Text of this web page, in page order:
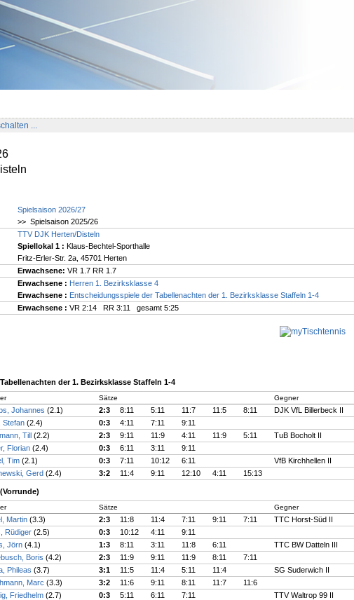
...
Spielsaison 2026/27
>> Spielsaison 2025/26
TTV DJK Herten/Disteln
Spiellokal 1 : Klaus-Bechtel-Sporthalle
Fritz-Erler-Str. 2a, 45701 Herten
Erwachsene: VR 1.7 RR 1.7
Erwachsene : Herren 1. Bezirksklasse 4
Erwachsene : Entscheidungsspiele der Tabellenachten der 1. Bezirksklasse Staffeln 1-4
Erwachsene : VR 2:14 RR 3:11 gesamt 5:25
der 1. Bezirksklasse Staffeln 1-4
Sätze Gegner
Johannes (2.1) 2:3 8:11 5:11 11:7 11:5 8:11 DJK VfL Billerbeck II
Stefan (2.4) 0:3 4:11 7:11
9:11
Till (2.2) 2:3 9:11 11:9 4:11 11:9 5:11 TuB Bocholt II
Florian (2.4) 0:3 6:11 3:11
9:11
Tim (2.1) 0:3 7:11 10:12 6:11 VfB Kirchhellen II
Gerd (2.4) 3:2 11:4 9:11 12:10 4:11 15:13
Sätze Gegner
Martin (3.3) 2:3 11:8 11:4 7:11 9:11 7:11 TTC Horst-Süd II
Rüdiger (2.5) 0:3 10:12 4:11
9:11
Jörn (4.1) 1:3 8:11 3:11 11:8 6:11 TTC BW Datteln III
Boris (4.2) 2:3 11:9 9:11 11:9 8:11
7:11
Phileas (3.7) 3:1 11:5 11:4 5:11 11:4 SG Suderwich II
Marc (3.3) 3:2 11:6 9:11 8:11 11:7
11:6
Friedhelm (2.7) 0:3 5:11 6:11 7:11 TTV Waltrop 99 II